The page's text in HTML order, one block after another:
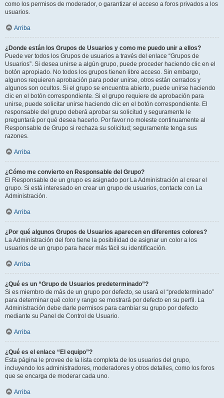
como los permisos de moderador, o garantizar el acceso a foros privados a los
usuarios.
Arriba
¿Donde están los Grupos de Usuarios y como me puedo unir a ellos?
Puede ver todos los Grupos de usuarios a través del enlace “Grupos de
Usuarios”. Si desea unirse a algún grupo, puede proceder haciendo clic en el
botón apropiado. No todos los grupos tienen libre acceso. Sin embargo,
algunos requieren aprobación para poder unirse, otros están cerrados y
algunos son ocultos. Si el grupo se encuentra abierto, puede unirse haciendo
clic en el botón correspondiente. Si el grupo requiere de aprobación para
unirse, puede solicitar unirse haciendo clic en el botón correspondiente. El
responsable del grupo deberá aprobar su solicitud y seguramente le
preguntará por qué desea hacerlo. Por favor no moleste continuamente al
Responsable de Grupo si rechaza su solicitud; seguramente tenga sus
razones.
Arriba
¿Cómo me convierto en Responsable del Grupo?
El Responsable de un grupo es asignado por La Administración al crear el
grupo. Si está interesado en crear un grupo de usuarios, contacte con La
Administración.
Arriba
¿Por qué algunos Grupos de Usuarios aparecen en diferentes colores?
La Administración del foro tiene la posibilidad de asignar un color a los
usuarios de un grupo para hacer más fácil su identificación.
Arriba
¿Qué es un “Grupo de Usuarios predeterminado”?
Si es miembro de más de un grupo por defecto, se usará el “predeterminado”
para determinar qué color y rango se mostrará por defecto en su perfil. La
Administración debe darle permisos para cambiar su grupo por defecto
mediante su Panel de Control de Usuario.
Arriba
¿Qué es el enlace “El equipo”?
Esta página le provee de la lista completa de los usuarios del grupo,
incluyendo los administradores, moderadores y otros detalles, como los foros
que se encarga de moderar cada uno.
Arriba